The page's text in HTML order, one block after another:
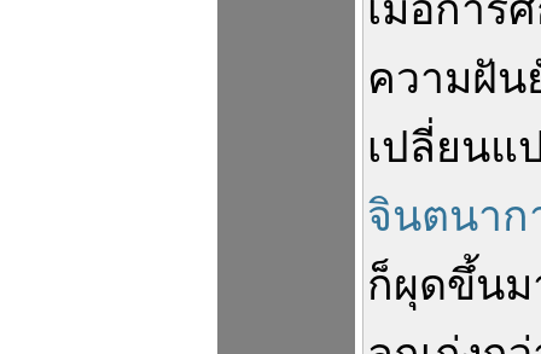
เมื่อการ
ความฝัน
เปลี่ยนแ
จินตนาก
ก็ผุดขึ้น